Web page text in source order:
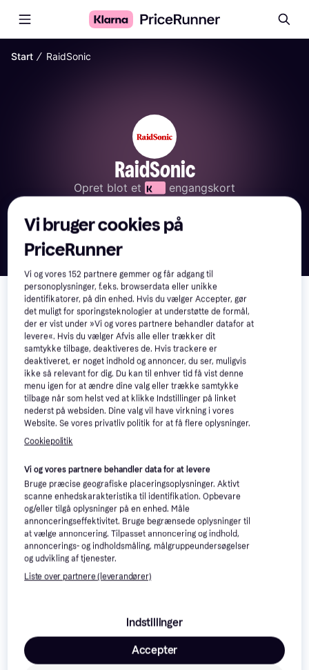
Start ∕ RaidSonic
RaidSonic
Opret blot et engangskort
Her har vi samlet alle produkter fra RaidSonic fra
forskellige kategorier.
Se også aktuelle RaidSonic tilbud og priser »
Filtrér Sorter efter Popularitet
RaidSonic IB-CR401-C3
154 kr.
Eller 3 betalinger af 51 kr.
9 butikker
RaidSonic IB-CR301-U3
123 kr.
Eller 3 betalinger af 41 kr.
9+ butikker
-39 kr.
RaidSonic Icy Box IB-CR404-
Vi bruger cookies på
PriceRunner
Vi og vores152 partnere gemmer og får adgang til
personoplysninger, f.eks. browserdata eller unikke
identifikatorer, på din enhed. Hvis du vælger Accepter, gør
det muligt for sporingsteknologier at understøtte de formål,
der er vist under »Vi og vores partnere behandler datafor at
levere«. Hvis du vælger Afvis alle eller trækker dit
samtykke tilbage, deaktiveres de. Hvis trackere er
deaktiveret, er noget indhold og annoncer, du ser, muligvis
ikke så relevant for dig. Du kan til enhver tid få vist denne
menu igen for at ændre dine valg eller trække samtykke
tilbage når som helst ved at klikke Indstillinger på linket
nederst på websiden. Dine valg vil have virkning i vores
Website. Se vores privatliv politik for at få flere oplysninger.
Cookiepolitik
Vi og vores partnere behandler data for at levere
Bruge præcise geografiske placeringsoplysninger. Aktivt
scanne enhedskarakteristika til identifikation. Opbevare
og/eller tilgå oplysninger på en enhed. Måle
annonceringseffektivitet. Bruge begrænsede oplysninger til
at vælge annoncering. Tilpasset annoncering og indhold,
annoncerings- og indholdsmåling, målgruppeundersøgelser
og udvikling af tjenester.
Liste over partnere (leverandører)
Indstillinger
Accepter